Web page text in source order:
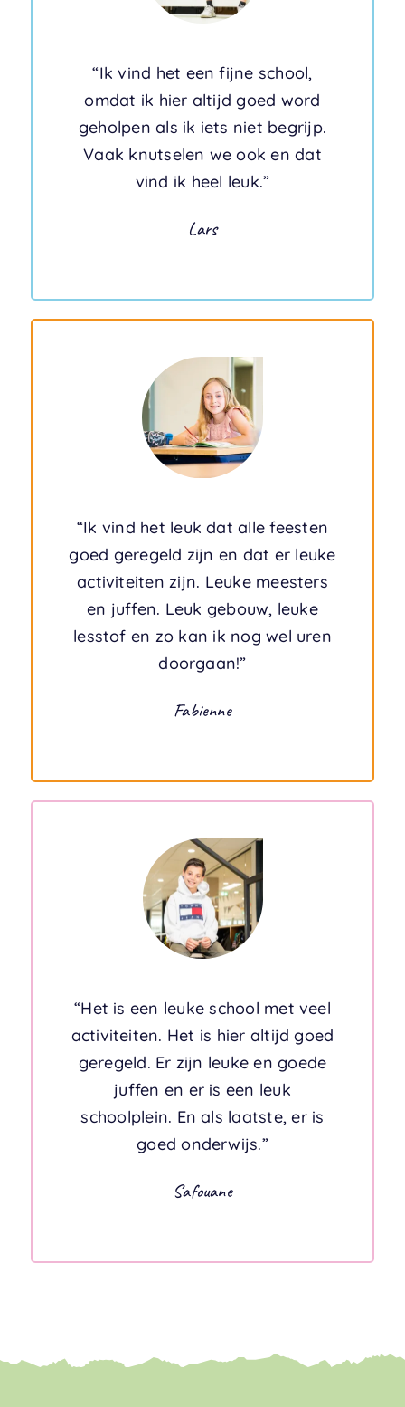
“Ik vind het een fijne school,
omdat ik hier altijd goed word
geholpen als ik iets niet begrijp.
Vaak knutselen we ook en dat
vind ik heel leuk.”
Lars
“Ik vind het leuk dat alle feesten
goed geregeld zijn en dat er leuke
activiteiten zijn. Leuke meesters
en juffen. Leuk gebouw, leuke
lesstof en zo kan ik nog wel uren
doorgaan!”
Fabienne
“Het is een leuke school met veel
activiteiten. Het is hier altijd goed
geregeld. Er zijn leuke en goede
juffen en er is een leuk
schoolplein. En als laatste, er is
goed onderwijs.”
Safouane